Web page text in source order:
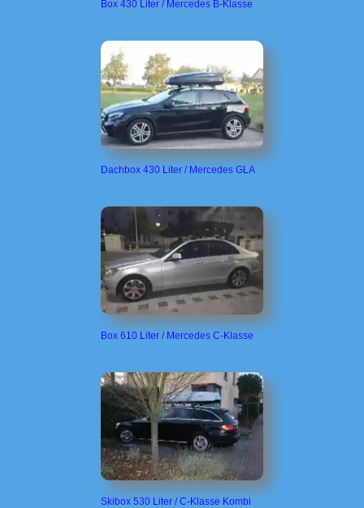
Box 430 Liter / Mercedes B-Klasse
Dachbox 430 Liter / Mercedes GLA
Box 610 Liter / Mercedes C-Klasse
Skibox 530 Liter / C-Klasse Kombi